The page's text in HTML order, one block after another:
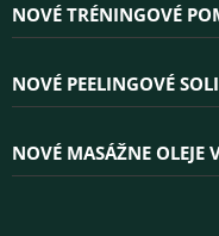
NOVÉ TRÉNINGOVÉ
NOVÉ PEELINGOVÉ
NOVÉ MASÁŽNE OLEJE